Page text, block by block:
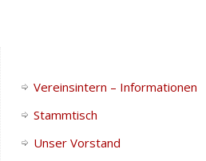
Vereinsintern – Informationen
Stammtisch
Unser Vorstand